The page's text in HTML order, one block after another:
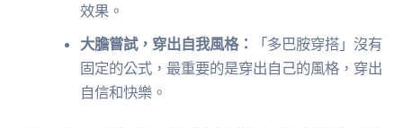
效果。
大膽嘗試，穿出自我風格：
「多巴胺穿搭」沒有
固定的公式，最重要的是穿出自己的風格，穿出
自信和快樂。